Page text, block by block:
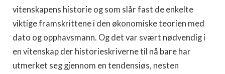
vitenskapens historie og som slår fast de enkelte
viktige framskrittene i den økonomiske teorien med
dato og opphavs­mann. Og det var svært nødvendig i
en vitenskap der historie­skriverne til nå bare har
utmerket seg gjennom en tendensiøs, nesten